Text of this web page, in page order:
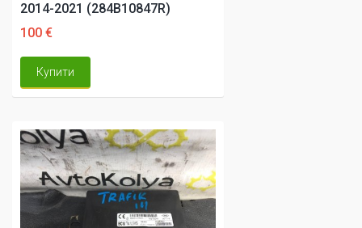
2014-2021 (284B10847R)
100 €
Купити